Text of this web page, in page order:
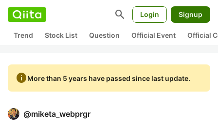
search Login Signup
Trend Stock List Question Official Event Official
infoMore than 5 years have passed since last update.
@miketa_webprgr